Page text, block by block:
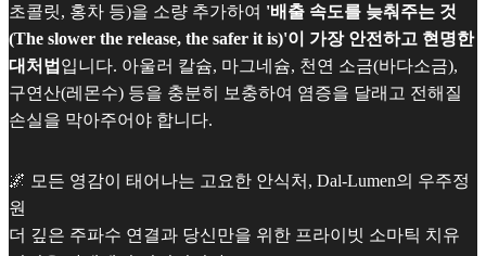
초콜릿, 홍차 등)을 소량 추가하여 '배출 속도를 늦춰주는 것
(The slower the release, the safer it is)'이 가장 안전하고 현명한
대처법 입니다. 아울러 칼슘, 마그네슘, 천연 소금(바다소금),
구연산(레몬수) 등을 충분히 보충하여 염증을 달래고 전해질
손실을 막아주어야 합니다.
🌌 모든 영감이 태어나는 고요한 안식처, Dal-Lumen의 우주정
원
더 깊은 주파수 연결과 당신만을 위한 프라이빗 소마틱 치유